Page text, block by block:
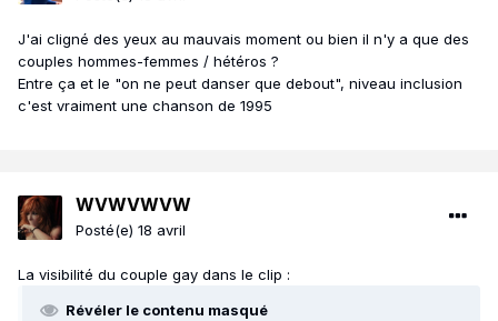
J'ai cligné des yeux au mauvais moment ou bien il n'y a que des
couples hommes-femmes / hétéros ?
Entre ça et le "on ne peut danser que debout", niveau inclusion
c'est vraiment une chanson de 1995
WVWVWVW
Posté(e) 18 avril
La visibilité du couple gay dans le clip :
Révéler le contenu masqué